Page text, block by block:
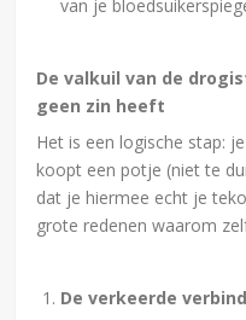
van je
De valkuil van de
geen zin heeft
Het is een logische stap:
koopt een potje (niet te
dat je hiermee echt je
grote redenen waarom
De verkeerde